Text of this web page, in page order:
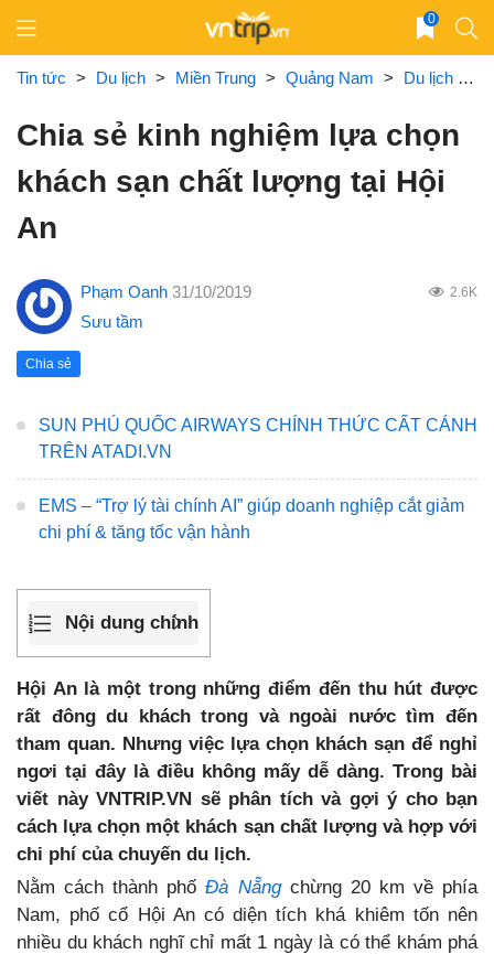
content
0
Tin tức > Du lịch > Miền Trung > Quảng Nam > Du lịch Hội An
Chia sẻ kinh nghiệm lựa chọn
khách sạn chất lượng tại Hội
An
Phạm Oanh 31/10/2019 2.6K
Sưu tầm
Chia sẻ
SUN PHÚ QUỐC AIRWAYS CHÍNH THỨC CẤT CÁNH
TRÊN ATADI.VN
EMS – “Trợ lý tài chính AI” giúp doanh nghiệp cắt giảm
chi phí & tăng tốc vận hành
Nội dung chính
Hội An là một trong những điểm đến thu hút được
rất đông du khách trong và ngoài nước tìm đến
tham quan. Nhưng việc lựa chọn khách sạn để nghỉ
ngơi tại đây là điều không mấy dễ dàng. Trong bài
viết này VNTRIP.VN sẽ phân tích và gợi ý cho bạn
cách lựa chọn một khách sạn chất lượng và hợp với
chi phí của chuyến du lịch.
Nằm cách thành phốĐà Nẵngchừng 20 km về phía
Nam, phố cổ Hội An có diện tích khá khiêm tốn nên
nhiều du khách nghĩ chỉ mất 1 ngày là có thể khám phá